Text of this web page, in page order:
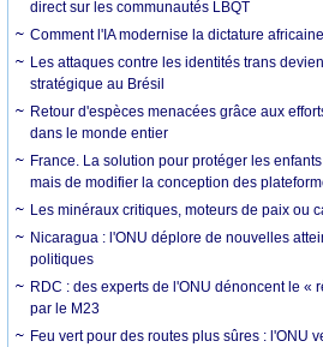
direct sur les communautés LBQT
Comment l'IA modernise la dictature africaine
Les attaques contre les identités trans
stratégique au Brésil
Retour d'espèces menacées grâce aux
dans le monde entier
France. La solution pour protéger les
mais de modifier la conception des
Les minéraux critiques, moteurs de paix ou
Nicaragua : l'ONU déplore de nouvelles
politiques
RDC : des experts de l'ONU dénoncent le «
par le M23
Feu vert pour des routes plus sûres : l'ONU